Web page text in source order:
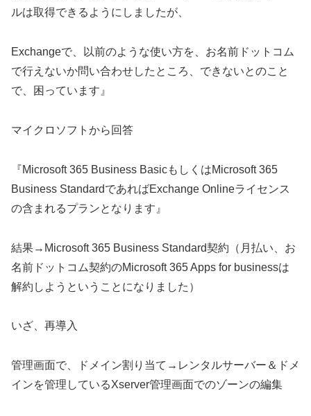
ルは取得できるようにしましたが、
Exchangeで、以前のような使い方を、お名前ドットコム
で行えないか問い合わせしたところ、できないとのこと
で、困っています』
マイクロソフトから回答
『Microsoft 365 Business BasicもしくはMicrosoft 365
Business StandardであればExchange Onlineライセンス
の含まれるプランとなります』
結果→Microsoft 365 Business Standard契約（月払い、お
名前ドットコム契約のMicrosoft 365 Apps for businessは
解約しようということになりました）
いざ、再導入
管理画面で、ドメイン割り当て→レンタルサーバー＆ドメ
インを管理しているXserver管理画面でのゾーンの編集